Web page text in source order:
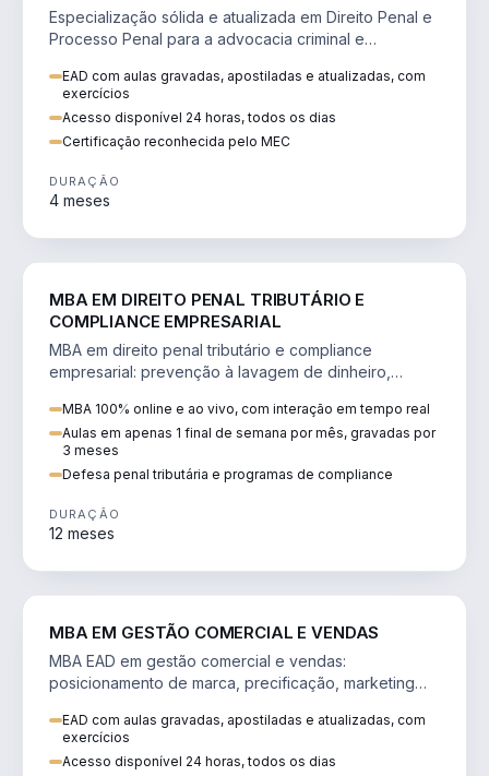
Especialização sólida e atualizada em Direito Penal e
Processo Penal para a advocacia criminal e
EAD com aulas gravadas, apostiladas e atualizadas, com
exercícios
Acesso disponível 24 horas, todos os dias
Certificação reconhecida pelo MEC
DURAÇÃO
4 meses
MBA EM DIREITO PENAL TRIBUTÁRIO E
COMPLIANCE EMPRESARIAL
MBA em direito penal tributário e compliance
empresarial: prevenção à lavagem de dinheiro,
MBA 100% online e ao vivo, com interação em tempo real
Aulas em apenas 1 final de semana por mês, gravadas por
3 meses
Defesa penal tributária e programas de compliance
DURAÇÃO
12 meses
MBA EM GESTÃO COMERCIAL E VENDAS
MBA EAD em gestão comercial e vendas:
posicionamento de marca, precificação, marketing
EAD com aulas gravadas, apostiladas e atualizadas, com
exercícios
Acesso disponível 24 horas, todos os dias